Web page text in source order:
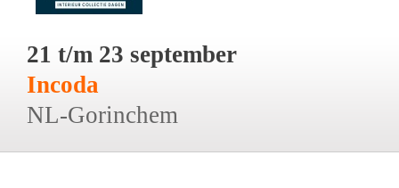
21 t/m 23 september
Incoda
NL-Gorinchem